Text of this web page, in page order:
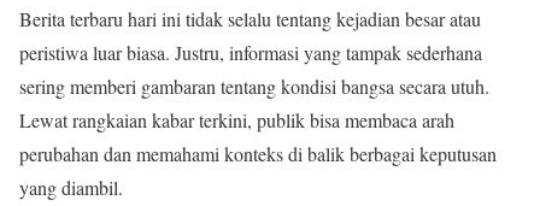
Berita terbaru hari ini tidak selalu tentang kejadian besar atau
peristiwa luar biasa. Justru, informasi yang tampak sederhana
sering memberi gambaran tentang kondisi bangsa secara utuh.
Lewat rangkaian kabar terkini, publik bisa membaca arah
perubahan dan memahami konteks di balik berbagai keputusan
yang diambil.